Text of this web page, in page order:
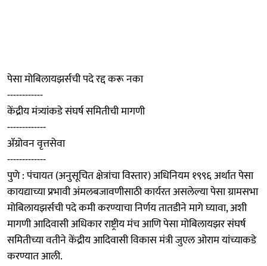
पेसा मोबिलायझर्सची पदे रद्द करू नका
------------
केंद्रीय मंत्र्यांकडे संघर्ष समितीची मागणी
-------------
ॲग्रोवन वृत्तसेवा
-------------
पुणे : पंचायत (अनुसूचित क्षेत्रांचा विस्तार) अधिनियम १९९६ अर्थात पेसा
कायद्याच्या प्रभावी अंमलबजावणीसाठी कार्यरत असलेल्या पेसा ग्रामसभा
मोबिलायझर्सची पदे कमी करण्याचा निर्णय तातडीने मागे घ्यावा, अशी
मागणी आदिवासी अधिकार राष्ट्रीय मंच आणि पेसा मोबिलायझर संघर्ष
समितीच्या वतीने केंद्रीय आदिवासी विकास मंत्री जुएल ओराम यांच्याकडे
करण्यात आली.